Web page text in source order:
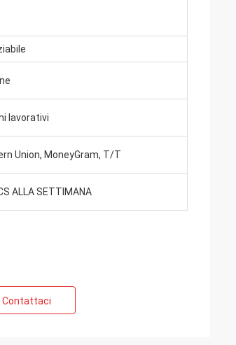
lavorativi
Union, MoneyGram, T/T
ALLA SETTIMANA
Contattaci